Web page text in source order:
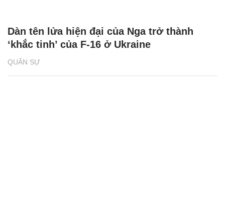
QUÂN SỰ
Dàn tên lửa hiện đại của Nga trở thành
‘khắc tinh’ của F-16 ở Ukraine